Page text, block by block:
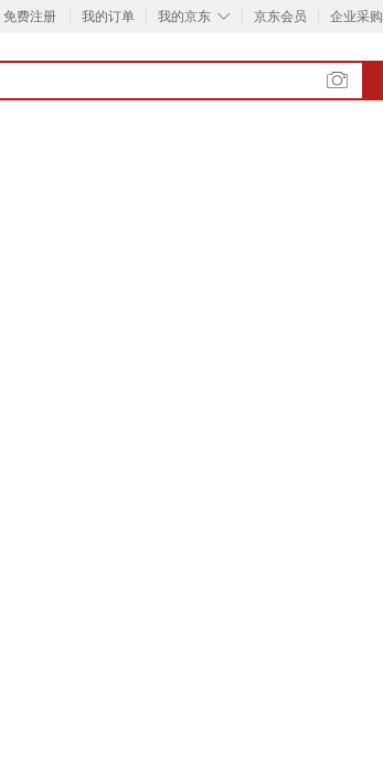
免费注册 我的订单 ◇
我的京东 京东会员 企业采购